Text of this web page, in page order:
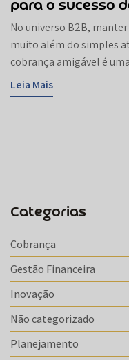
para o sucesso
No universo B2B,
muito além do simples
cobrança amigável é
Leia Mais
Categorias
Cobrança
Gestão Financeira
Inovação
Não categorizado
Planejamento